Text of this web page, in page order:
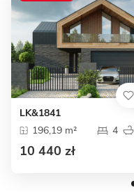
LK&1841
196,19 m²
4
10 440 zł